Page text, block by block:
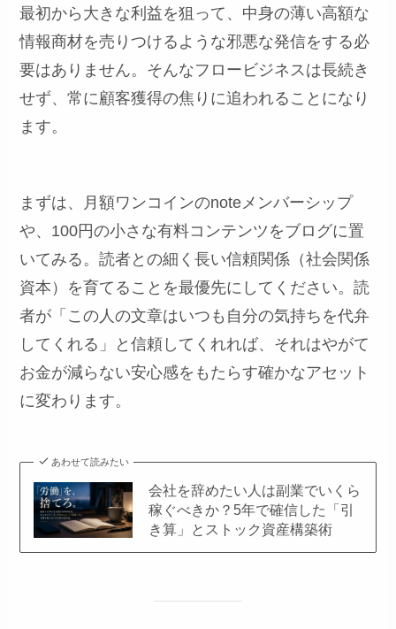
最初から大きな利益を狙って、中身の薄い高額な
情報商材を売りつけるような邪悪な発信をする必
要はありません。そんなフロービジネスは長続き
せず、常に顧客獲得の焦りに追われることになり
ます。
まずは、月額ワンコインのnoteメンバーシップ
や、100円の小さな有料コンテンツをブログに置
いてみる。読者との細く長い信頼関係（社会関係
資本）を育てることを最優先にしてください。読
者が「この人の文章はいつも自分の気持ちを代弁
してくれる」と信頼してくれれば、それはやがて
お金が減らない安心感をもたらす確かなアセット
に変わります。
あわせて読みたい
会社を辞めたい人は副業でいくら
稼ぐべきか？5年で確信した「引
き算」とストック資産構築術